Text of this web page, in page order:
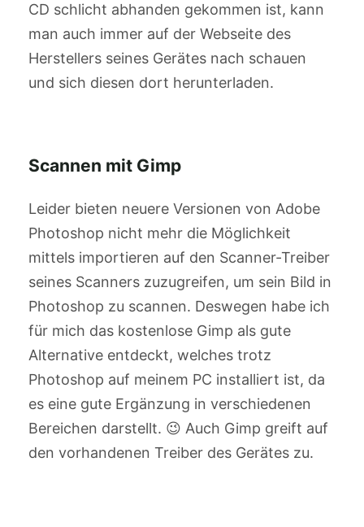
CD schlicht abhanden gekommen ist, kann
man auch immer auf der Webseite des
Herstellers seines Gerätes nach schauen
und sich diesen dort herunterladen.
Scannen mit Gimp
Leider bieten neuere Versionen von Adobe
Photoshop nicht mehr die Möglichkeit
mittels importieren auf den Scanner-Treiber
seines Scanners zuzugreifen, um sein Bild in
Photoshop zu scannen. Deswegen habe ich
für mich das kostenlose Gimp als gute
Alternative entdeckt, welches trotz
Photoshop auf meinem PC installiert ist, da
es eine gute Ergänzung in verschiedenen
Bereichen darstellt. 😉 Auch Gimp greift auf
den vorhandenen Treiber des Gerätes zu.